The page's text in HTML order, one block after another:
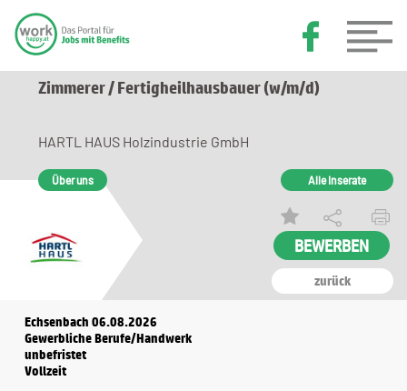
Zimmerer / Fertigheilhausbauer (w/m/d)
zurück
HARTL HAUS Holzindustrie GmbH
Über uns Alle Inserate
Echsenbach 06.08.2026
Gewerbliche Berufe/Handwerk
unbefristet
Vollzeit